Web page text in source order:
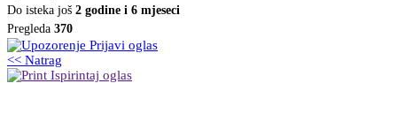
Do isteka još 2 godine i 6 mjeseci
Pregleda 370
Prijavi oglas
<< Natrag
Ispirintaj oglas